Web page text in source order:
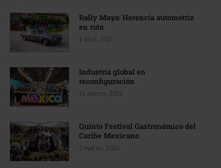
Rally Maya: Herencia automotriz
en ruta
1 abril, 2026
Industria global en
reconfiguración
31 marzo, 2026
Quinto Festival Gastronómico del
Caribe Mexicano
2 marzo, 2026